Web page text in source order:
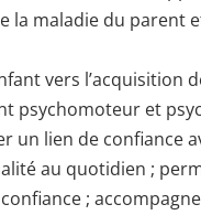
la maladie du parent
vers l’acquisition
psychomoteur et
un lien de confiance
au quotidien ;
;